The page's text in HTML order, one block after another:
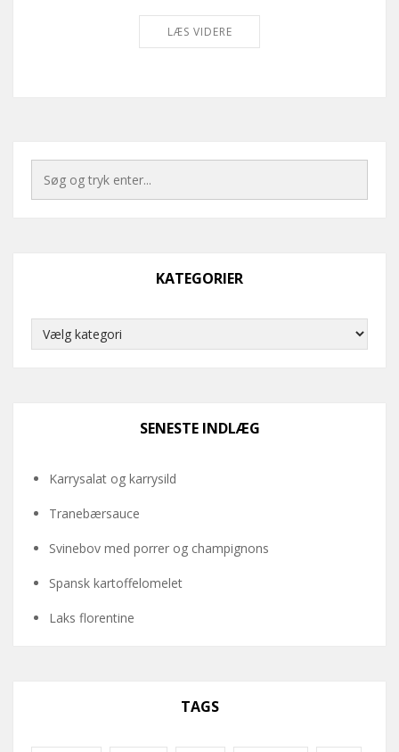
LÆS VIDERE
KATEGORIER
Kategorier
SENESTE INDLÆG
Karrysalat og karrysild
Tranebærsauce
Svinebov med porrer og champignons
Spansk kartoffelomelet
Laks florentine
TAGS